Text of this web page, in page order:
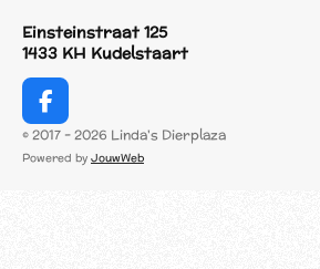
Einsteinstraat 125
1433 KH Kudelstaart
F
a
c
© 2017 - 2026 Linda's Dierplaza
Powered by JouwWeb